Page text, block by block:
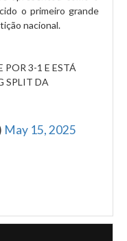
o primeiro grande
nacional.
POR 3-1 E ESTÁ
SPLIT DA
May 15, 2025